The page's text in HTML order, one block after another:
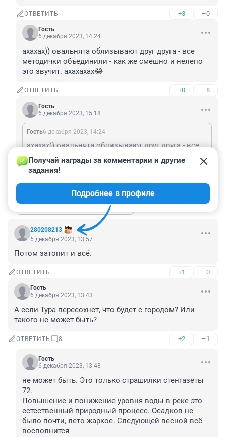
ОТВЕТИТЬ +3 –0
Гость
6 декабря 2023, 14:24
ахахах)) овальнята облизывают друг друга - все
методички объединили - как же смешно и нелепо
это звучит. ахахахах😂
ОТВЕТИТЬ +0 –8
Гость
6 декабря 2023, 15:18
Гость6 декабря 2023, 14:24
ахахах)) овальнята облизывают друг друга - все методички объединили - как же смешно и нелепо это звучит. ахахахах😂
Прими успокоительное и иди спать )) юродивый
ОТВЕТИТЬ +3 –0
Показать ещё 1 ответ
280208213
Получай награды за комментарии и другие
задания!
Подробнее в профиле
6 декабря 2023, 13:57
Потом затопит и всё.
ОТВЕТИТЬ +1 –0
Гость
6 декабря 2023, 13:43
А если Тура пересохнет, что будет с городом? Или
такого не может быть?
ОТВЕТИТЬ 8 +2 –1
Гость
6 декабря 2023, 13:48
не может быть. Это только страшилки стенгазеты
72.
Повышение и понижение уровня воды в реке это
естественный природный процесс. Осадков не
было почти, лето жаркое. Следующей весной всё
восполнится